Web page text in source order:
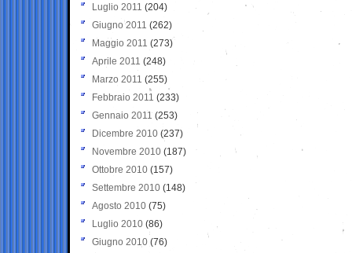
Luglio 2011 (204)
Giugno 2011 (262)
Maggio 2011 (273)
Aprile 2011 (248)
Marzo 2011 (255)
Febbraio 2011 (233)
Gennaio 2011 (253)
Dicembre 2010 (237)
Novembre 2010 (187)
Ottobre 2010 (157)
Settembre 2010 (148)
Agosto 2010 (75)
Luglio 2010 (86)
Giugno 2010 (76)